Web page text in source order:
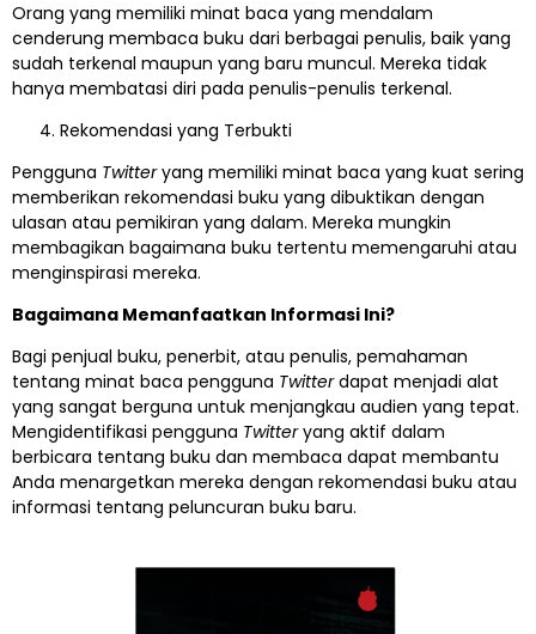
Orang yang memiliki minat baca yang mendalam
cenderung membaca buku dari berbagai penulis, baik yang
sudah terkenal maupun yang baru muncul. Mereka tidak
hanya membatasi diri pada penulis-penulis terkenal.
Rekomendasi yang Terbukti
Pengguna Twitteryang memiliki minat baca yang kuat sering
memberikan rekomendasi buku yang dibuktikan dengan
ulasan atau pemikiran yang dalam. Mereka mungkin
membagikan bagaimana buku tertentu memengaruhi atau
menginspirasi mereka.
Bagaimana Memanfaatkan Informasi Ini?
Bagi penjual buku, penerbit, atau penulis, pemahaman
tentang minat baca pengguna Twitterdapat menjadi alat
yang sangat berguna untuk menjangkau audien yang tepat.
Mengidentifikasi pengguna Twitteryang aktif dalam
berbicara tentang buku dan membaca dapat membantu
Anda menargetkan mereka dengan rekomendasi buku atau
informasi tentang peluncuran buku baru.